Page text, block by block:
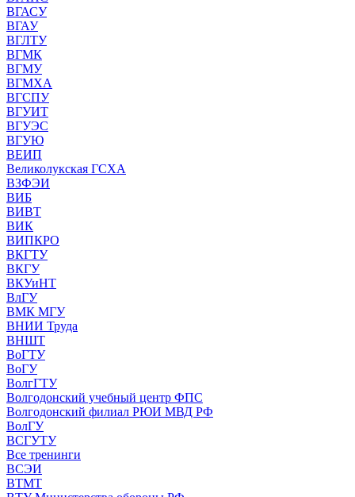
ВГАСУ
ВГАУ
ВГЛТУ
ВГМК
ВГМУ
ВГМХА
ВГСПУ
ВГУИТ
ВГУЭС
ВГУЮ
ВЕИП
Великолукская ГСХА
ВЗФЭИ
ВИБ
ВИВТ
ВИК
ВИПКРО
ВКГТУ
ВКГУ
ВКУиНТ
ВлГУ
ВМК МГУ
ВНИИ Труда
ВНШТ
ВоГТУ
ВоГУ
ВолгГТУ
Волгодонский учебный центр ФПС
Волгодонский филиал РЮИ МВД РФ
ВолГУ
ВСГУТУ
Все тренинги
ВСЭИ
ВТМТ